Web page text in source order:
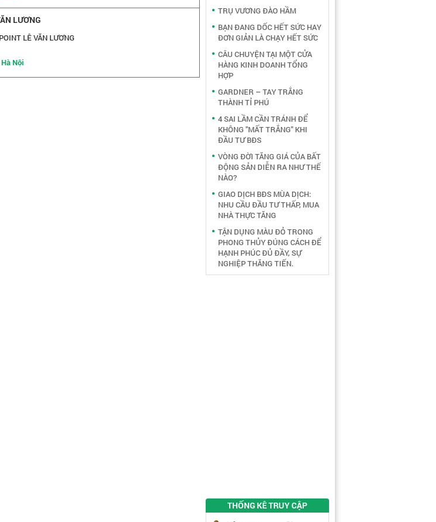
LƯƠNG
LÊ VĂN LƯƠNG
Nội
TRỤ VƯƠNG ĐÀO HẦM
BẠN ĐANG DỐC HẾT SỨC HAY
ĐƠN GIẢN LÀ CHẠY HẾT SỨC
CÂU CHUYỆN TẠI MỘT CỬA
HÀNG KINH DOANH TỔNG
HỢP
GARDNER – TAY TRẮNG
THÀNH TỈ PHÚ
4 SAI LẦM CẦN TRÁNH ĐỂ
KHÔNG "MẤT TRẮNG" KHI
ĐẦU TƯ BĐS
VÒNG ĐỜI TĂNG GIÁ CỦA BẤT
ĐỘNG SẢN DIỄN RA NHƯ THẾ
NÀO?
GIAO DỊCH BĐS MÙA DỊCH:
NHU CẦU ĐẦU TƯ THẤP, MUA
NHÀ THỰC TĂNG
TẬN DỤNG MÀU ĐỎ TRONG
PHONG THỦY ĐÚNG CÁCH ĐỂ
HẠNH PHÚC ĐỦ ĐẦY, SỰ
NGHIỆP THĂNG TIẾN.
THỐNG KÊ TRUY CẬP